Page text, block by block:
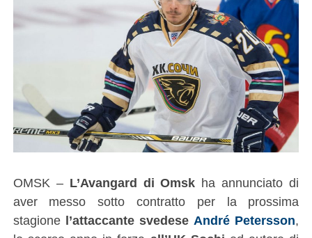
OMSK – L’Avangard di Omsk ha annunciato di
aver messo sotto contratto per la prossima
stagione l’attaccante svedese André Petersson,